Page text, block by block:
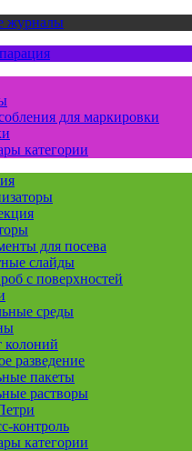
журналы
для маркировки
категории
для посева
слайды
с поверхностей
среды
колоний
разведение
пакеты
растворы
контроль
категории